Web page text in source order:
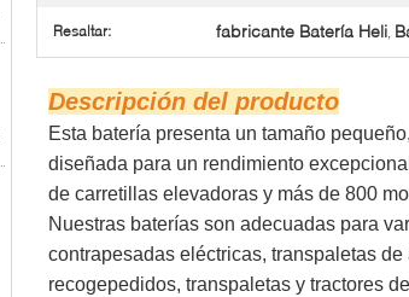
Resaltar: fabricante Batería Heli,
Descripción del producto
Esta batería presenta un tamaño
diseñada para un rendimiento
de carretillas elevadoras y más de 800
Nuestras baterías son adecuadas para
contrapesadas eléctricas, transpaletas
recogepedidos, transpaletas y tractores